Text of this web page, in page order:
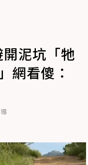
泥坑「牠
網看傻：